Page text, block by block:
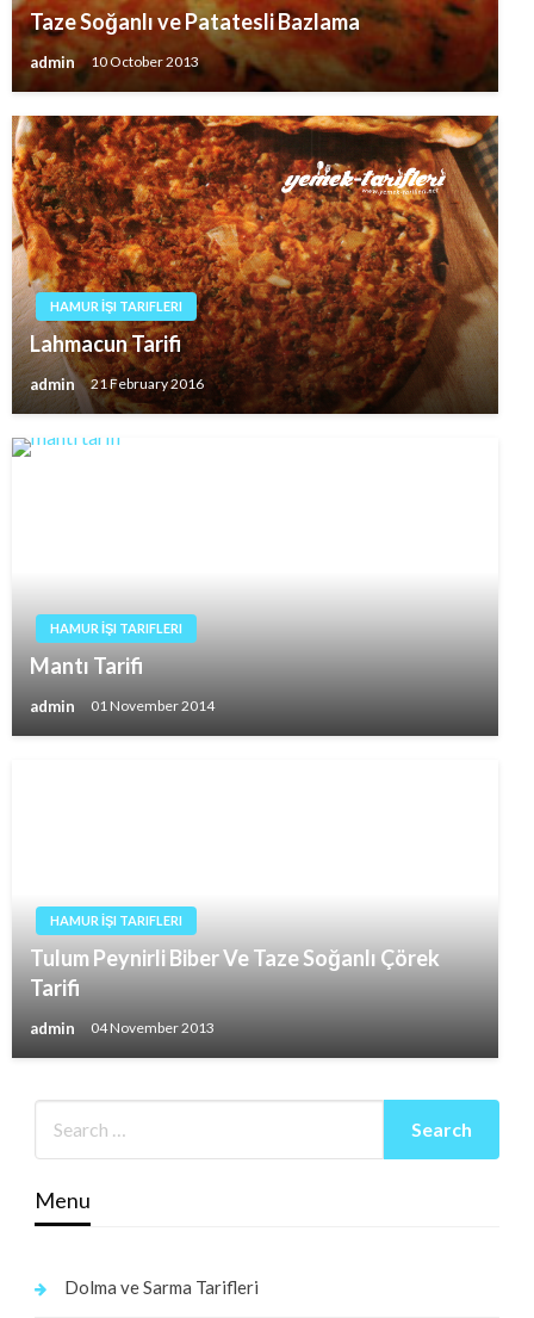
Taze Soğanlı ve Patatesli Bazlama
admin 10 October 2013
HAMUR İŞI TARIFLERI
Lahmacun Tarifi
admin 21 February 2016
HAMUR İŞI TARIFLERI
Mantı Tarifi
admin 01 November 2014
HAMUR İŞI TARIFLERI
Tulum Peynirli Biber Ve Taze Soğanlı Çörek
Tarifi
admin 04 November 2013
Menu
Dolma ve Sarma Tarifleri